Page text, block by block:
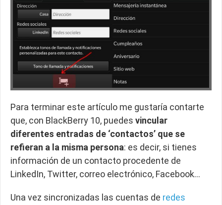
Para terminar este artículo me gustaría contarte
que, con BlackBerry 10, puedes vincular
diferentes entradas de ‘contactos’ que se
refieran a la misma persona: es decir, si tienes
información de un contacto procedente de
LinkedIn, Twitter, correo electrónico, Facebook…
Una vez sincronizadas las cuentas de redes